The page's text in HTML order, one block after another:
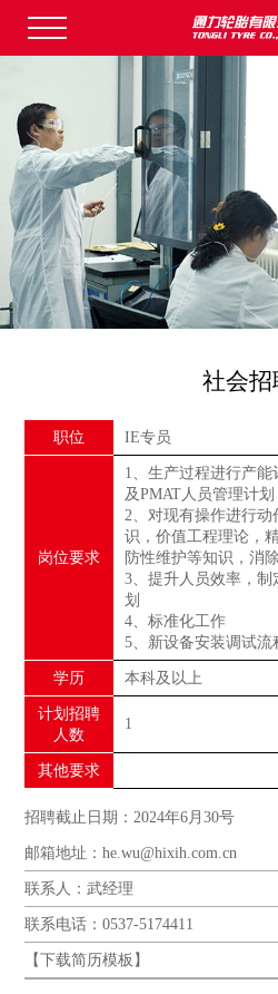
社会招
职位 IE专员
岗位要求
1、生产过程进行产能
及PMAT人员管理计划
2、对现有操作进行
识，价值工程理论，
防性维护等知识，消
3、提升人员效率，
划
4、标准化工作
5、新设备安装调试流
学历 本科及以上
计划招聘
人数
1
其他要求
招聘截止日期：2024年6月30号
邮箱地址：he.wu@hixih.com.cn
联系人：武经理
联系电话：0537-5174411
【下载简历模板 】